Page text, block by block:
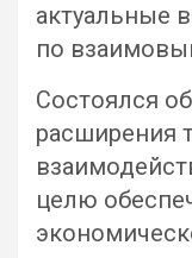
актуальные
по
Состоялся
расширения
целю